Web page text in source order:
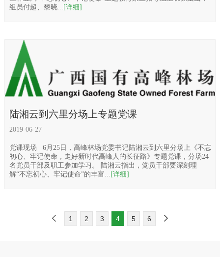
组员付超、黎晓... [详细]
陆湘云到六里分场上专题党课
2019-06-27
党课现场 6月25日，高峰林场党委书记陆湘云到六里分场上《不忘
初心、牢记使命，走好新时代高峰人的长征路》专题党课，分场24
名党员干部及职工参加学习。 陆湘云指出，党员干部要深刻理
解“不忘初心、牢记使命”的丰富... [详细]
1 2 3 4 5 6